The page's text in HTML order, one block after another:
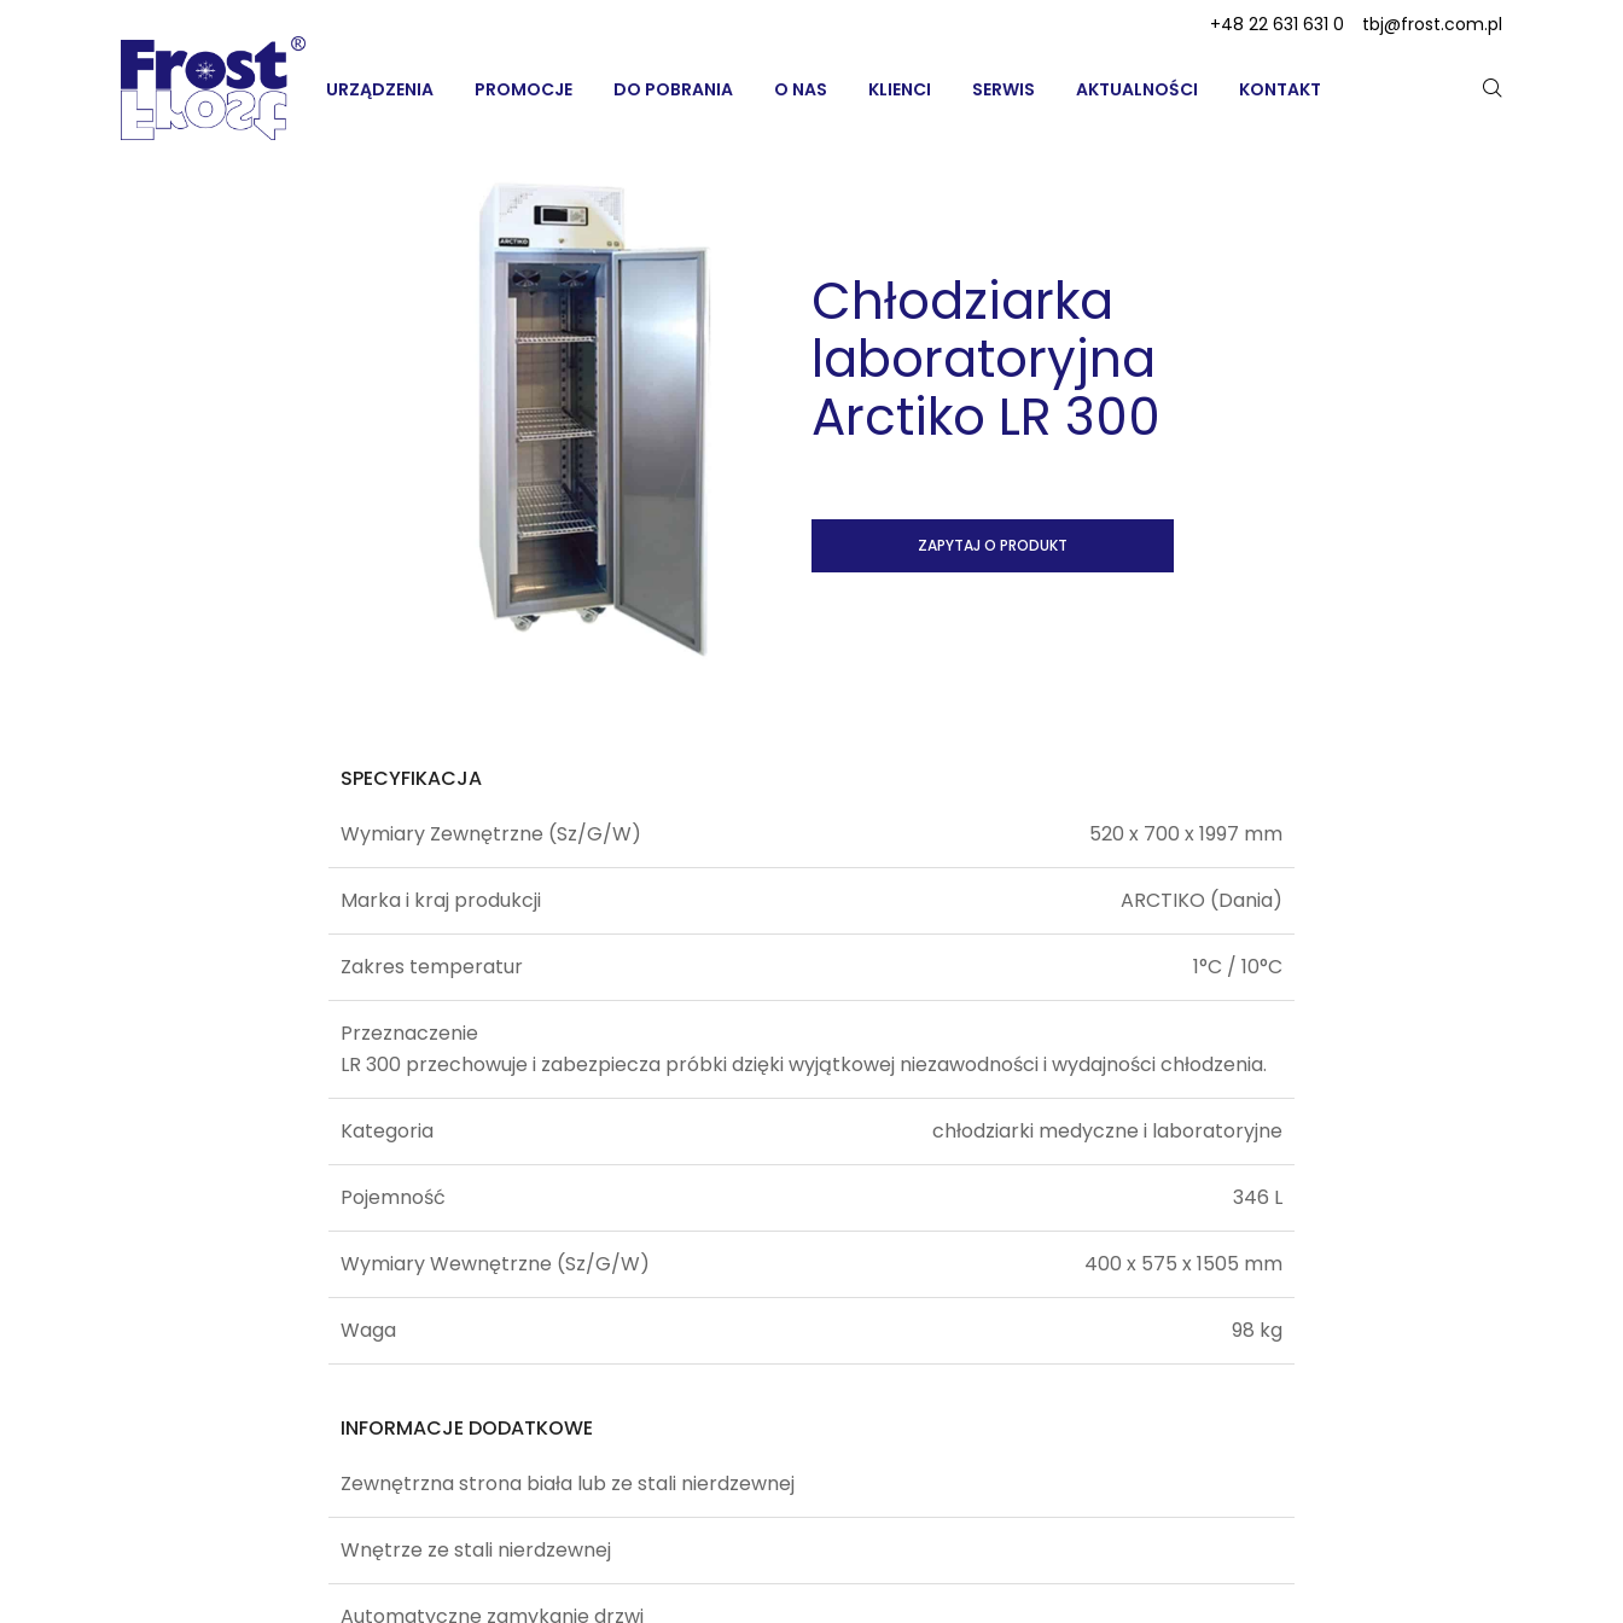
URZĄDZENIA PROMOCJE DO POBRANIA O NAS KLIENCI SERWIS AKTUALNOŚCI KONTAKT
+48 22 631 631 0 tbj@frost.com.pl
Chłodziarka
laboratoryjna
Arctiko LR 300
ZAPYTAJ O PRODUKT
SPECYFIKACJA
Wymiary Zewnętrzne (Sz/G/W)
520 x 700 x 1997 mm
Marka i kraj produkcji ARCTIKO (Dania)
Zakres temperatur 1°C / 10°C
Przeznaczenie
LR 300 przechowuje i zabezpiecza próbki dzięki wyjątkowej niezawodności i wydajności chłodzenia.
Kategoria chłodziarki medyczne i laboratoryjne
Pojemność 346 L
Wymiary Wewnętrzne (Sz/G/W) 400 x 575 x 1505 mm
Waga 98 kg
INFORMACJE DODATKOWE
Zewnętrzna strona biała lub ze stali nierdzewnej
Wnętrze ze stali nierdzewnej
Automatyczne zamykanie drzwi